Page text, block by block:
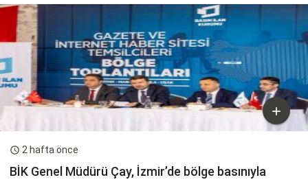

 2 hafta önce
BİK Genel Müdürü Çay, İzmir’de bölge basınıyla